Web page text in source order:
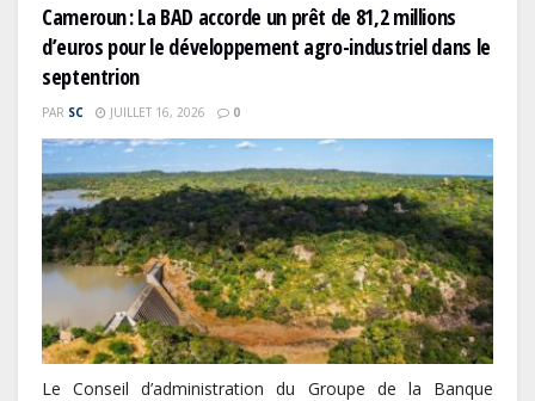
Cameroun : La BAD accorde un prêt de 81,2 millions
d’euros pour le développement agro-industriel dans le
septentrion
PAR SC JUILLET 16, 2026 0
Le Conseil d’administration du Groupe de la Banque